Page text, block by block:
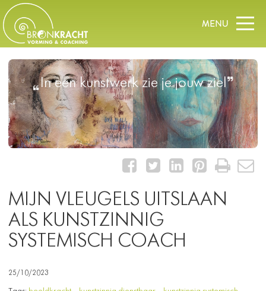
In een kunstwerk zie je jouw ziel
MIJN VLEUGELS UITSLAAN
ALS KUNSTZINNIG
SYSTEMISCH COACH
25/10/2023